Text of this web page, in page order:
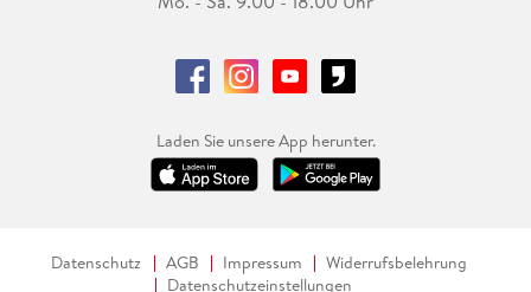
Laden Sie unsere App herunter.
Datenschutz AGB Impressum
Widerrufsbelehrung
Datenschutzeinstellungen